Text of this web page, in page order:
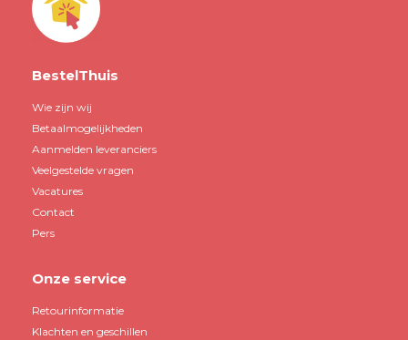
BestelThuis
Wie zijn wij
Betaalmogelijkheden
Aanmelden leveranciers
Veelgestelde vragen
Vacatures
Contact
Pers
Onze service
Retourinformatie
Klachten en geschillen